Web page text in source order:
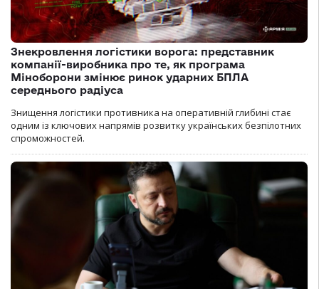
Знекровлення логістики ворога: представник
компанії-виробника про те, як програма
Міноборони змінює ринок ударних БПЛА
середнього радіуса
Знищення логістики противника на оперативній глибині стає
одним із ключових напрямів розвитку українських безпілотних
спроможностей.